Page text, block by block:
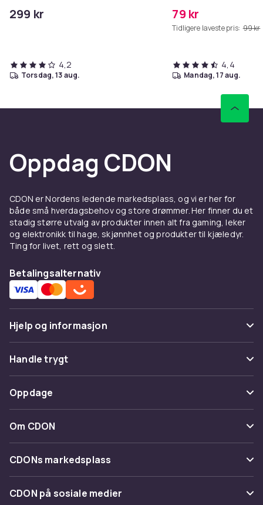
299 kr
4,2
torsdag, 13 aug.
79 kr
Tidligere laveste pris: 99 kr
4,4
mandag, 17 aug.
Oppdag CDON
CDON er Nordens ledende markedsplass, og vi er her for
både små hverdagsbehov og store drømmer. Her finner du et
stadig større utvalg av produkter innen alt fra gaming, leker
og elektronikk til hage, skjønnhet og produkter til kjæledyr.
Ting for livet, rett og slett.
Betalingsalternativ
Hjelp og informasjon
Vanlige spørsmål
Spor pakke
Angre & returner her
Kontakt oss
Handle trygt
Betaling
Levering
Tilbakekallinger
Oppdage
Kategorier
Varemerker
Om CDON
Om oss
Kundeanmeldelser
Jobbe på CDON
CDONs markedsplass
Merchant Help Center
CDON på sosiale medier